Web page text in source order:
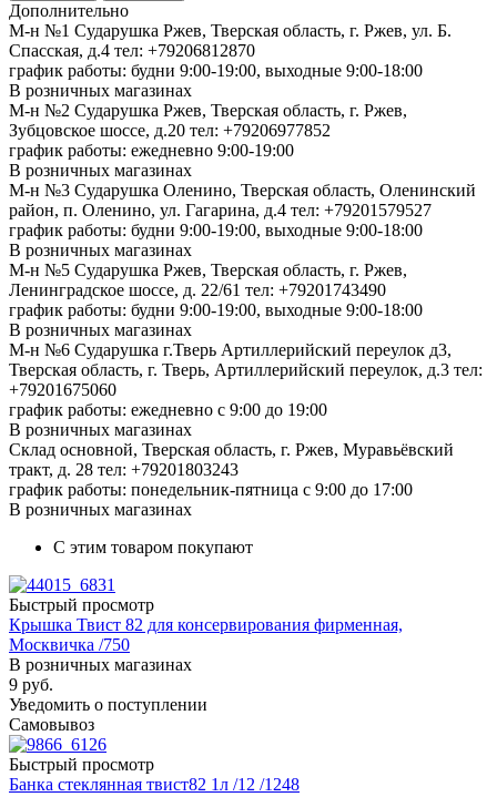
Дополнительно
М-н №1 Сударушка Ржев, Тверская область, г. Ржев, ул. Б.
Спасская, д.4 тел: +79206812870
график работы: будни 9:00-19:00, выходные 9:00-18:00
В розничных магазинах
М-н №2 Cударушка Ржев, Тверская область, г. Ржев,
Зубцовское шоссе, д.20 тел: +79206977852
график работы: ежедневно 9:00-19:00
В розничных магазинах
М-н №3 Сударушка Оленино, Тверская область, Оленинский
район, п. Оленино, ул. Гагарина, д.4 тел: +79201579527
график работы: будни 9:00-19:00, выходные 9:00-18:00
В розничных магазинах
М-н №5 Сударушка Ржев, Тверская область, г. Ржев,
Ленинградское шоссе, д. 22/61 тел: +79201743490
график работы: будни 9:00-19:00, выходные 9:00-18:00
В розничных магазинах
М-н №6 Сударушка г.Тверь Артиллерийский переулок д3,
Тверская область, г. Тверь, Артиллерийский переулок, д.3 тел:
+79201675060
график работы: ежедневно с 9:00 до 19:00
В розничных магазинах
Склад основной, Тверская область, г. Ржев, Муравьёвский
тракт, д. 28 тел: +79201803243
график работы: понедельник-пятница с 9:00 до 17:00
В розничных магазинах
С этим товаром покупают
Быстрый просмотр
Крышка Твист 82 для консервирования фирменная,
Москвичка /750
В розничных магазинах
9 руб.
Уведомить о поступлении
Самовывоз
Быстрый просмотр
Банка стеклянная твист82 1л /12 /1248